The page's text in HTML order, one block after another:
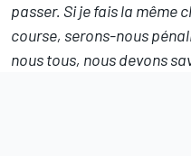
passer. Si je fais la même
course, serons-nous
nous tous, nous devons